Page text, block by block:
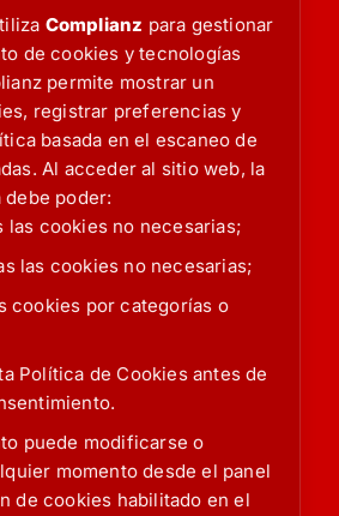
Complianz para gestionar
de cookies y tecnologías
permite mostrar un
registrar preferencias y
basada en el escaneo de
Al acceder al sitio web, la
debe poder:
las cookies no necesarias;
las cookies no necesarias;
cookies por categorías o
Política de Cookies antes de
puede modificarse o
momento desde el panel
de cookies habilitado en el